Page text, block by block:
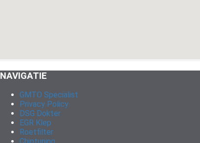
NAVIGATIE
GMTO Specialist
Privacy Policy
DSG Dokter
EGR Klep
Roetfilter